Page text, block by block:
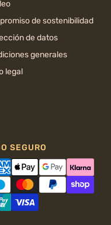
de sostenibilidad
de datos
generales
legal
SEGURO